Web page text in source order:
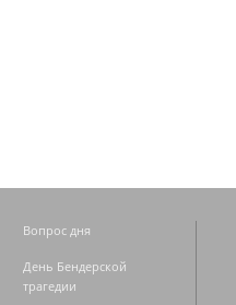
Вопрос дня
День Бендерской
трагедии